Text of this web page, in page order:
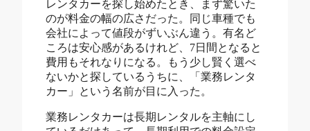
レンタカーを探し始めたとき、まず驚いた
のが料金の幅の広さだった。同じ車種でも
会社によって値段がずいぶん違う。有名ど
ころは安心感があるけれど、7日間となると
費用もそれなりになる。もう少し賢く選べ
ないかと探しているうちに、「業務レンタ
カー」という名前が目に入った。
業務レンタカーは長期レンタルを主軸にし